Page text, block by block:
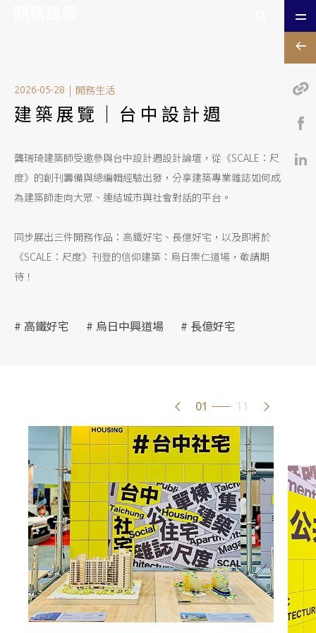
2026-05-28 | 開務生活
建築展覽｜台中設計週
龔瑞琦建築師受邀參與台中設計週設計論壇，從《SCALE：尺
度》的創刊籌備與總編輯經驗出發，分享建築專業雜誌如何成
為建築師走向大眾、連結城市與社會對話的平台。
同步展出三件開務作品：高鐵好宅、長億好宅，以及即將於
《SCALE：尺度》刊登的信仰建築：烏日崇仁道場，敬請期
待！
# 高鐵好宅 # 烏日中興道場 # 長億好宅
01 11